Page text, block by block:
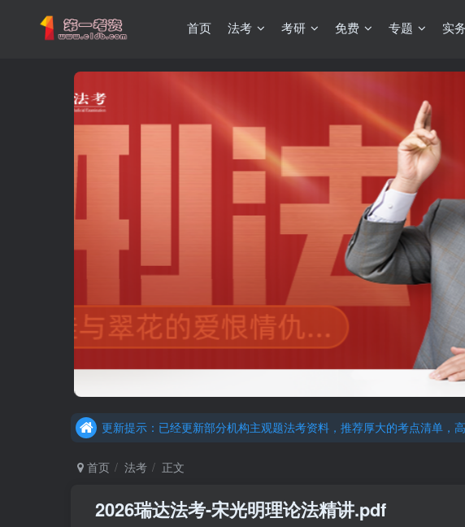
首页 法考 考研 免费 专题 实务
重要通知：因网站调整，现已经关闭手机号登录，请手机注册用户及
更新提示：已经更新部分机构主观题法考资料，推荐厚大的考点清单，
首页 法考 正文
2026瑞达法考-宋光明理论法精讲.pdf